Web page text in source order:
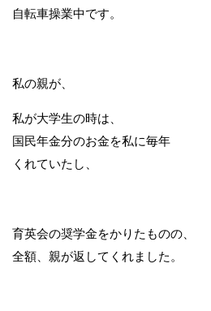
自転車操業中です。
私の親が、
私が大学生の時は、
国民年金分のお金を私に毎年
くれていたし、
育英会の奨学金をかりたものの、
全額、親が返してくれました。